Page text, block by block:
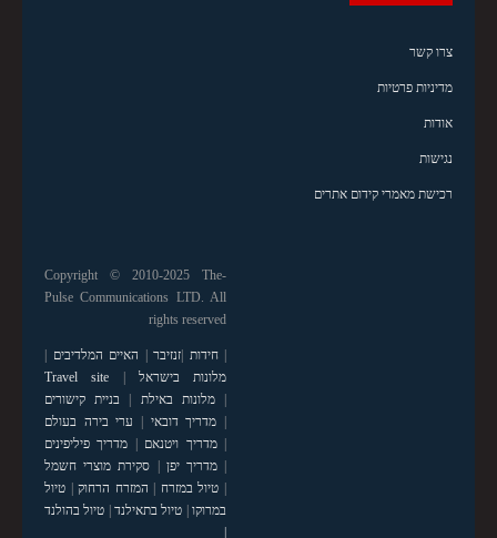
צרו קשר
מדיניות פרטיות
אודות
נגישות
רכישת מאמרי קידום אתרים
Copyright © 2010-2025 The-
Pulse Communications LTD. All
rights reserved
|חידות זנזיבר האיים המלדיבים
מלונות בישראל
Travel site
|מלונות באילת
בניית קישורים
מדריך דובאי
ערי בירה בעולם
|מדריך ויטנאם
מדריך פיליפינים
|מדריך יפן
סקירת מוצרי חשמל
טיול במזרח המזרח הרחוק| טיול
במרוקו| טיול בתאילנד| טיול בהולנד